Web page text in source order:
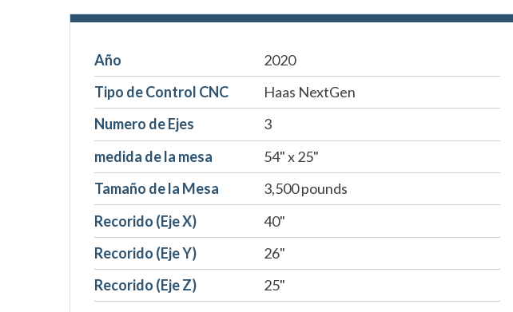
Año
2020
Tipo de Control CNC
Haas NextGen
Numero de Ejes
3
medida de la mesa
54" x 25"
Tamaño de la Mesa
3,500 pounds
Recorido (Eje X)
40"
Recorido (Eje Y)
26"
Recorido (Eje Z)
25"